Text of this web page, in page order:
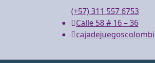
(+57) 311 557 6753
Calle 58 # 16 – 36